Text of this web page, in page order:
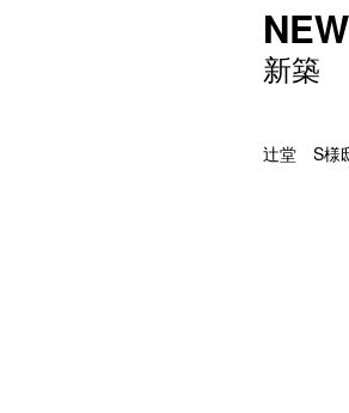
新築
辻堂 S様